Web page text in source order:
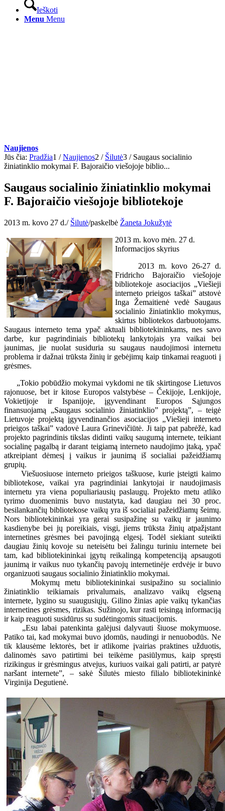
Ieškoti
Menu Menu
Naujienos
Jūs čia: Pradžia1 / Naujienos2 / Šilutė3 / Saugaus socialinio
žiniatinklio mokymai F. Bajoraičio viešojoje biblio...
Saugaus socialinio žiniatinklio mokymai
F. Bajoraičio viešojoje bibliotekoje
2013 m. kovo 27 d./ Šilutė/paskelbė Žaneta Jokužytė
2013 m. kovo mėn. 27 d.
Informacijos skyrius
2013 m. kovo 26-27 d.
Fridricho Bajoraičio viešojoje
bibliotekoje asociacijos „Viešieji
interneto prieigos taškai” atstovė
Inga Žemaitienė vedė Saugaus
socialinio žiniatinklio mokymus,
skirtus bibliotekos darbuotojams.
Saugaus interneto tema ypač aktuali bibliotekininkams, nes savo
darbe, kur pagrindiniais bibliotekų lankytojais yra vaikai bei
jaunimas, jie nuolat susiduria su saugaus naudojimosi internetu
problema ir dažnai trūksta žinių ir gebėjimų kaip tinkamai reaguoti į
grėsmes.
„Tokio pobūdžio mokymai vykdomi ne tik skirtingose Lietuvos
rajonuose, bet ir kitose Europos valstybėse – Čekijoje, Lenkijoje,
Vokietijoje ir Ispanijoje, įgyvendinant Europos Sąjungos
finansuojamą „Saugaus socialinio žiniatinklio” projektą”, – teigė
Lietuvoje projektą įgyvendinančios asociacijos „Viešieji interneto
prieigos taškai” vadovė Laura Grinevičiūtė. Ji taip pat pabrėžė, kad
projekto pagrindinis tikslas didinti vaikų saugumą internete, teikiant
socialinę pagalbą ir darant teigiamą interneto naudojimo įtaką, ypač
atkreipiant dėmesį į vaikus ir jaunimą iš socialiai pažeidžiamų
grupių.
Viešuosiuose interneto prieigos taškuose, kurie įsteigti kaimo
bibliotekose, vaikai yra pagrindiniai lankytojai ir naudojimasis
internetu yra viena populiariausių paslaugų. Projekto metu atliko
tyrimo duomenimis buvo nustatyta, kad daugiau nei 30 proc.
besilankančių bibliotekose vaikų yra iš socialiai pažeidžiamų šeimų.
Nors bibliotekininkai yra gerai susipažinę su vaikų ir jaunimo
kasdienybe bei jų poreikiais, visgi, jiems trūksta žinių atpažįstant
internetines grėsmes bei pavojingą elgesį. Todėl siekiant suteikti
daugiau žinių kovoje su neteisėtu bei žalingu turiniu internete bei
tam, kad bibliotekininkai įgytų reikalingą kompetenciją apsaugoti
jaunimą ir vaikus nuo tykančių pavojų internetinėje erdvėje ir buvo
organizuoti saugaus socialinio žiniatinklio mokymai.
Mokymų metu bibliotekininkai susipažino su socialinio
žiniatinklio teikiamais privalumais, analizavo vaikų elgseną
internete, lygino su suaugusiųjų. Gilino žinias apie vaikų tykančias
internetines grėsmes, rizikas. Sužinojo, kur rasti teisingą informaciją
ir kaip reaguoti susidūrus su sudėtingomis situacijomis.
„Esu labai patenkinta galėjusi dalyvauti šiuose mokymuose.
Patiko tai, kad mokymai buvo įdomūs, naudingi ir nenuobodūs. Ne
tik klausėme lektorės, bet ir atlikome įvairias praktines užduotis,
dalinomės savo patirtimi bei teikėme pasiūlymus, kaip spręsti
rizikingus ir grėsmingus atvejus, kuriuos vaikai gali patirti, ar patyrė
naršant internete”, – sakė Šilutės miesto filialo bibliotekininkė
Virginija Degutienė.